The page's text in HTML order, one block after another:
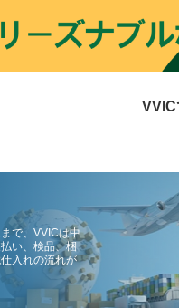
VVIC
で、VVICは中
い、検品、梱
入れの流れが